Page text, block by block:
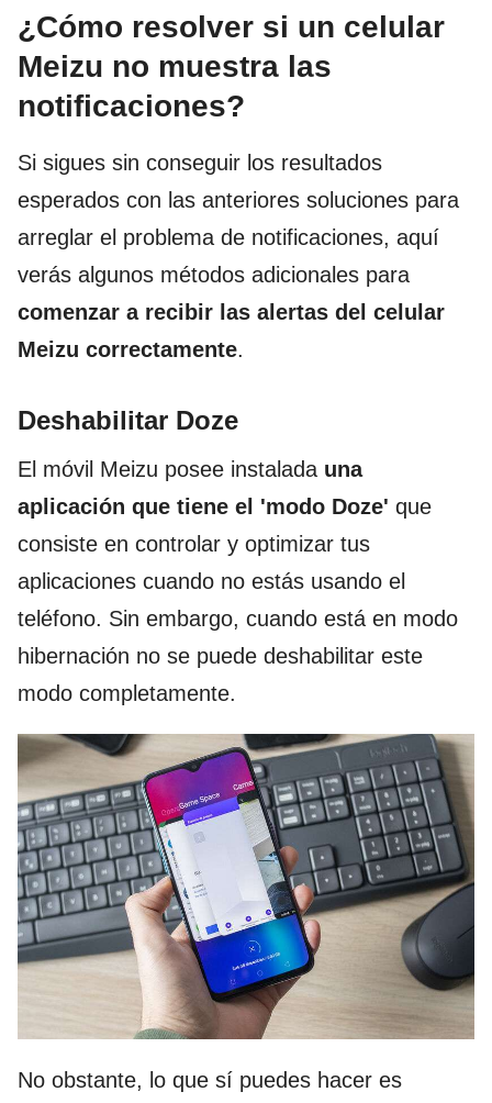
¿Cómo resolver si un celular
Meizu no muestra las
notificaciones?
Si sigues sin conseguir los resultados
esperados con las anteriores soluciones para
arreglar el problema de notificaciones, aquí
verás algunos métodos adicionales para
comenzar a recibir las alertas del celular
Meizu correctamente.
Deshabilitar Doze
El móvil Meizu posee instalada una
aplicación que tiene el 'modo Doze' que
consiste en controlar y optimizar tus
aplicaciones cuando no estás usando el
teléfono. Sin embargo, cuando está en modo
hibernación no se puede deshabilitar este
modo completamente.
No obstante, lo que sí puedes hacer es